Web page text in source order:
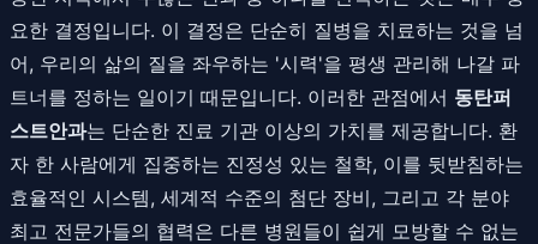
요한 결정입니다. 이 결정은 단순히 질병을 치료하는 것을 넘
어, 우리의 삶의 질을 좌우하는 '시력'을 평생 관리해 나갈 파
트너를 정하는 일이기 때문입니다. 이러한 관점에서 동탄퍼
스트안과는 단순한 진료 기관 이상의 가치를 제공합니다. 환
자 한 사람에게 집중하는 진정성 있는 철학, 이를 뒷받침하는
효율적인 시스템, 세계적 수준의 첨단 장비, 그리고 각 분야
최고 전문가들의 협력은 다른 병원들이 쉽게 모방할 수 없는